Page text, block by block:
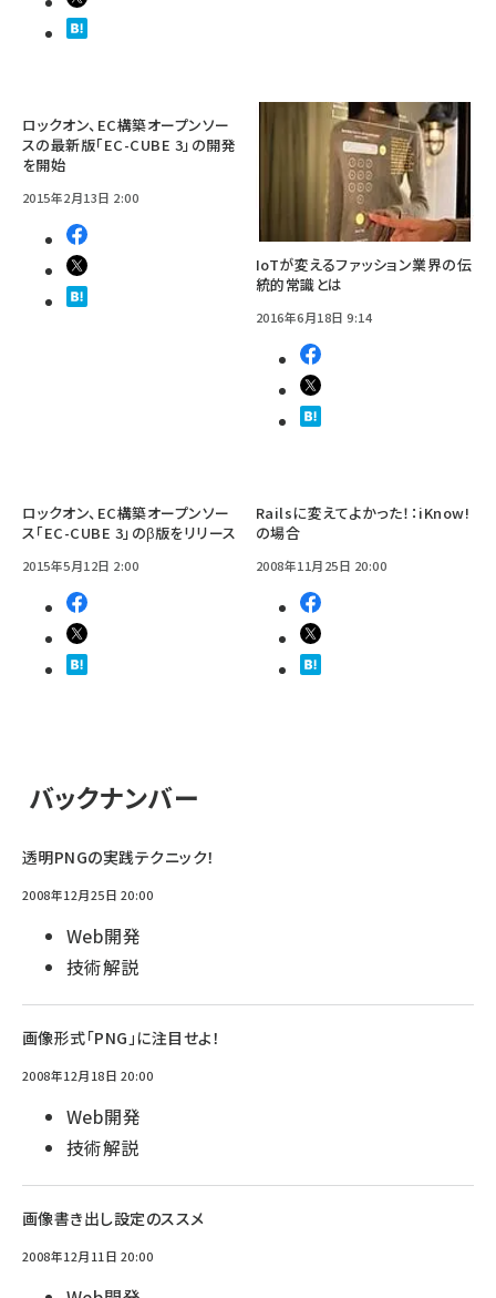
ロックオン、EC構築オープンソー
スの最新版「EC-CUBE 3」の開発
を開始
2015年2月13日 2:00
IoTが変えるファッション業界の伝
統的常識とは
2016年6月18日 9:14
ロックオン、EC構築オープンソー
ス「EC-CUBE 3」のβ版をリリース
2015年5月12日 2:00
Railsに変えてよかった！：iKnow!
の場合
2008年11月25日 20:00
バックナンバー
透明PNGの実践テクニック！
2008年12月25日 20:00
Web開発
技術解説
画像形式「PNG」に注目せよ！
2008年12月18日 20:00
Web開発
技術解説
画像書き出し設定のススメ
2008年12月11日 20:00